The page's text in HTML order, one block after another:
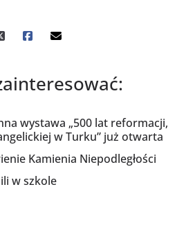
wystawa „500 lat reformacji,
w Turku” już otwarta
Kamienia Niepodległości
w szkole